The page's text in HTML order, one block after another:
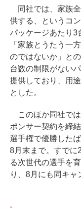
同社では、家族
供する、というコ
パッケージあたり3
「家族とうたう一
のではないか」と
台数の制限がない
提供しており、用
とした。
このほか同社では
ポンサー契約を締
選手権で優勝した
8月末まで。すでに
る次世代の選手を
り、8月にも同キャ